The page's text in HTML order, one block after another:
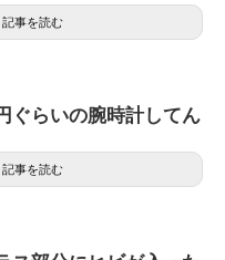
記事を読む
ぐらいの腕時計してん
記事を読む